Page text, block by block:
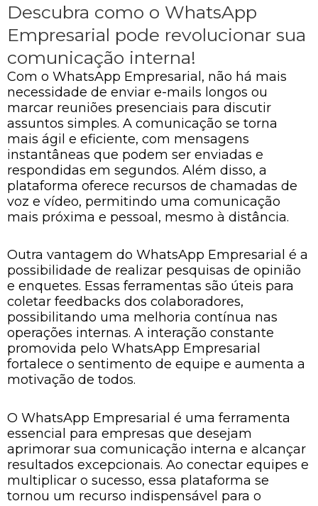
Descubra como o WhatsApp
Empresarial pode revolucionar sua
comunicação interna!
Com o WhatsApp Empresarial, não há mais
necessidade de enviar e-mails longos ou
marcar reuniões presenciais para discutir
assuntos simples. A comunicação se torna
mais ágil e eficiente, com mensagens
instantâneas que podem ser enviadas e
respondidas em segundos. Além disso, a
plataforma oferece recursos de chamadas de
voz e vídeo, permitindo uma comunicação
mais próxima e pessoal, mesmo à distância.
Outra vantagem do WhatsApp Empresarial é a
possibilidade de realizar pesquisas de opinião
e enquetes. Essas ferramentas são úteis para
coletar feedbacks dos colaboradores,
possibilitando uma melhoria contínua nas
operações internas. A interação constante
promovida pelo WhatsApp Empresarial
fortalece o sentimento de equipe e aumenta a
motivação de todos.
O WhatsApp Empresarial é uma ferramenta
essencial para empresas que desejam
aprimorar sua comunicação interna e alcançar
resultados excepcionais. Ao conectar equipes e
multiplicar o sucesso, essa plataforma se
tornou um recurso indispensável para o